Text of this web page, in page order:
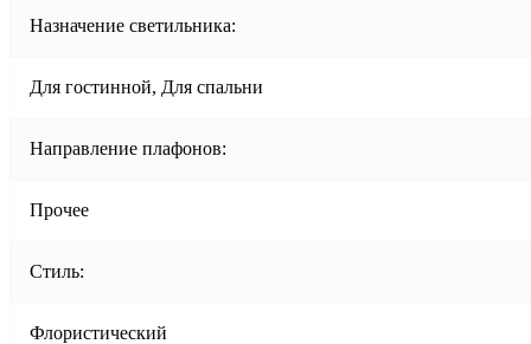
Назначение светильника:
Для гостинной, Для спальни
Направление плафонов:
Прочее
Стиль:
Флористический